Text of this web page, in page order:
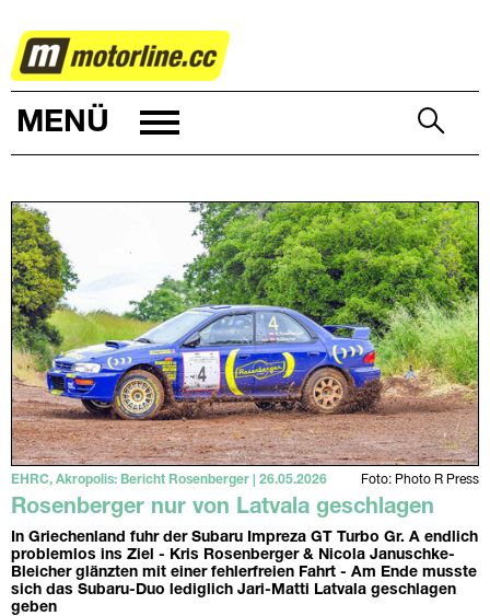
RALLYE
MENÜ
Foto: Photo R Press
EHRC, Akropolis: Bericht Rosenberger | 26.05.2026
Rosenberger nur von Latvala geschlagen
In Griechenland fuhr der Subaru Impreza GT Turbo Gr. A endlich
problemlos ins Ziel - Kris Rosenberger & Nicola Januschke-
Bleicher glänzten mit einer fehlerfreien Fahrt - Am Ende musste
sich das Subaru-Duo lediglich Jari-Matti Latvala geschlagen
geben